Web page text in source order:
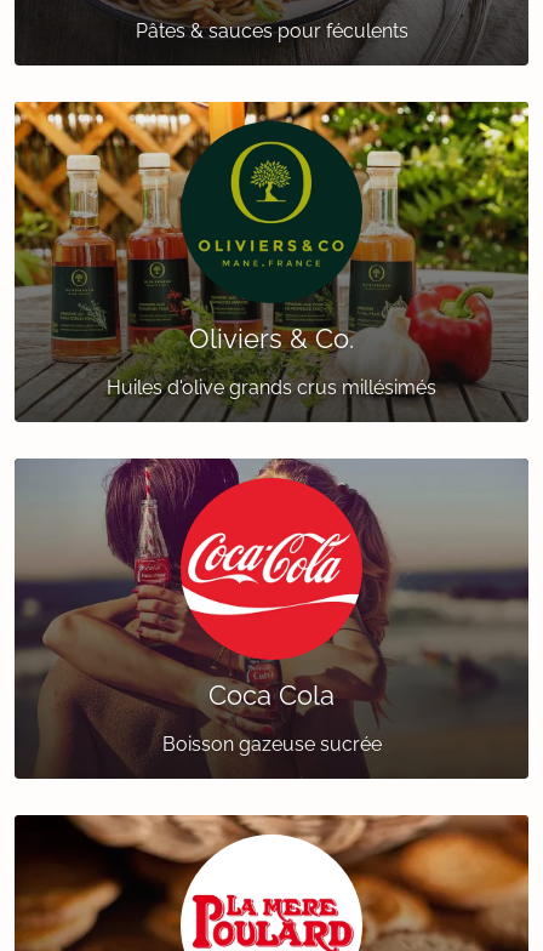
Pâtes & sauces pour féculents
Oliviers & Co.
Huiles d'olive grands crus millésimés
Coca Cola
Boisson gazeuse sucrée